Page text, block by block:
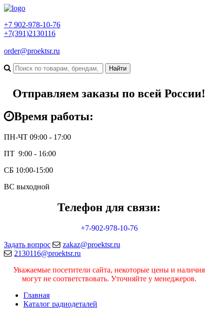
+7 902-978-10-76
+7(391)2130116
order@proektsr.ru
Отправляем заказы по всей России!
Время работы:
ПН-ЧТ 09:00 - 17:00
ПТ 9:00 - 16:00
СБ 10:00-15:00
ВС выходной
Телефон для связи:
+7-902-978-10-76
Задать вопрос
zakaz@proektsr.ru
2130116@proektsr.ru
Уважаемые посетители сайта, некоторые цены и наличия
могут не соответствовать. Уточняйте у менеджеров.
Главная
Каталог радиодеталей